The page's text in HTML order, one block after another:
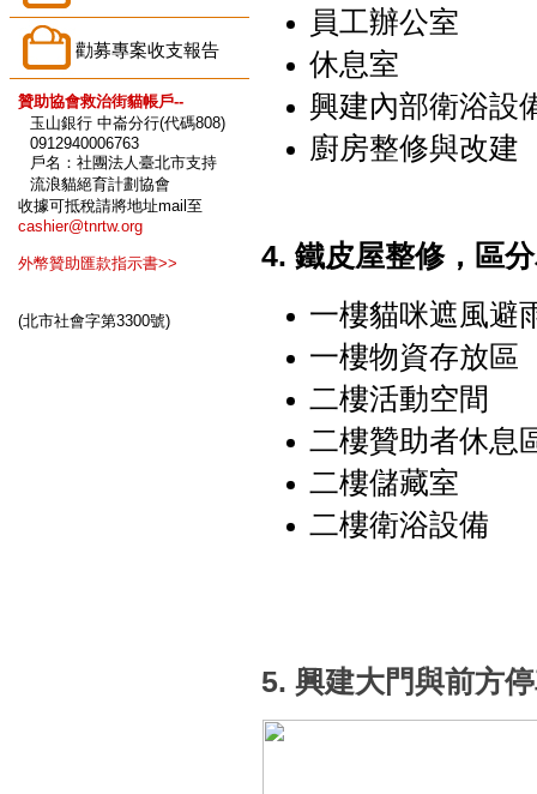
勸募專案收支報告
贊助協會救治街貓帳戶--
玉山銀行 中崙分行(代碼808)
0912940006763
戶名：社團法人臺北市支持
流浪貓絕育計劃協會
收據可抵稅請將地址mail至
cashier@tnrtw.org
外幣贊助匯款指示書>>
(北市社會字第3300號)
員工辦公室
休息室
興建內部衛浴設
廚房整修與改建
4. 鐵皮屋整修，區
一樓貓咪遮風避
一樓物資存放區
二樓活動空間
二樓贊助者休息
二樓儲藏室
二樓衛浴設備
5. 興建大門與前方